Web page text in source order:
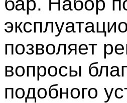
позволяет
вопросы
подобного